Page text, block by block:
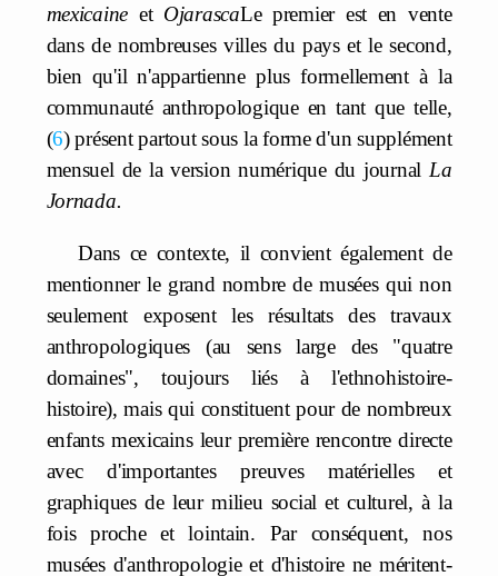
mexicaine et OjarascaLe premier est en vente
dans de nombreuses villes du pays et le second,
bien qu'il n'appartienne plus formellement à la
communauté anthropologique en tant que telle,
6 présent partout sous la forme d'un supplément
mensuel de la version numérique du journal La
Jornada.
Dans ce contexte, il convient également de
mentionner le grand nombre de musées qui non
seulement exposent les résultats des travaux
anthropologiques (au sens large des "quatre
domaines", toujours liés à l'ethnohistoire-
histoire), mais qui constituent pour de nombreux
enfants mexicains leur première rencontre directe
avec d'importantes preuves matérielles et
graphiques de leur milieu social et culturel, à la
fois proche et lointain. Par conséquent, nos
musées d'anthropologie et d'histoire ne méritent-